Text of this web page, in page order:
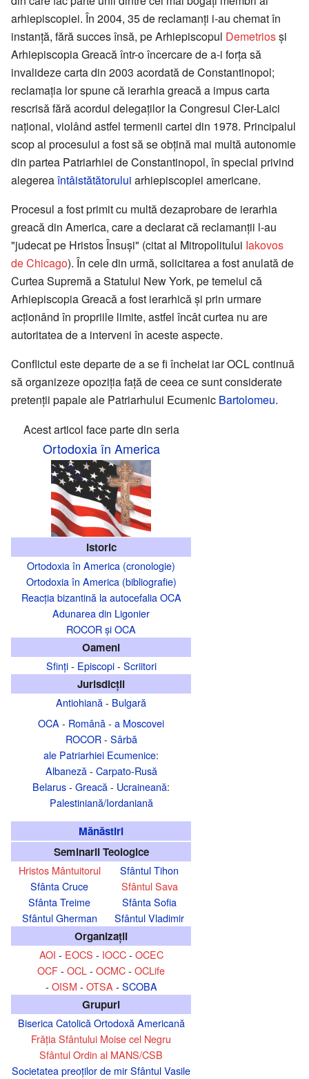
arhiepiscopiei. În 2004, 35 de reclamanţi i-au chemat în
instanţă, fără succes însă, pe Arhiepiscopul Demetriosşi
Arhiepiscopia Greacă într-o încercare de a-i forţa să
invalideze carta din 2003 acordată de Constantinopol;
reclamaţia lor spune că ierarhia greacă a impus carta
rescrisă fără acordul delegaţilor la Congresul Cler-Laici
naţional, violând astfel termenii cartei din 1978. Principalul
scop al procesului a fost să se obţină mai multă autonomie
din partea Patriarhiei de Constantinopol, în special privind
alegereaîntâistătătorului arhiepiscopiei americane.
Procesul a fost primit cu multă dezaprobare de ierarhia
greacă din America, care a declarat că reclamanţii l-au
"judecat pe Hristos Însuşi" (citat al Mitropolitului Iakovos
de Chicago). În cele din urmă, solicitarea a fost anulată de
Curtea Supremă a Statului New York, pe temeiul că
Arhiepiscopia Greacă a fost ierarhică şi prin urmare
acţionând în propriile limite, astfel încât curtea nu are
autoritatea de a interveni în aceste aspecte.
Conflictul este departe de a se fi încheiat iar OCL continuă
să organizeze opoziţia faţă de ceea ce sunt considerate
pretenţii papale ale Patriarhului Ecumenic Bartolomeu.
Acest articol face parte din seria
Ortodoxia în America
Istoric
Ortodoxia în America (cronologie)
Ortodoxia în America (bibliografie)
Reacția bizantină la autocefalia OCA
Adunarea din Ligonier
ROCOR şi OCA
Oameni
Sfinţi- Episcopi- Scriitori
Jurisdicţii
Antiohiană- Bulgară
OCA - Română- a Moscovei
ROCOR- Sârbă
ale Patriarhiei Ecumenice:
Albaneză- Carpato-Rusă
Belarus- Greacă- Ucraineană:
Palestiniană/Iordaniană
Mănăstiri
Seminarii Teologice
Hristos Mântuitorul
Sfânta Cruce
Sfânta Treime
Sfântul Gherman
Sfântul Tihon
Sfântul Sava
Sfânta Sofia
Sfântul Vladimir
Organizaţii
AOI - EOCS - IOCC- OCEC
OCF- OCL - OCMC- OCLife
- OISM - OTSA - SCOBA
Grupuri
Biserica Catolică Ortodoxă Americană
Frăția Sfântului Moise cel Negru
Sfântul Ordin al MANS/CSB
Societatea preoților de mir Sfântul Vasile